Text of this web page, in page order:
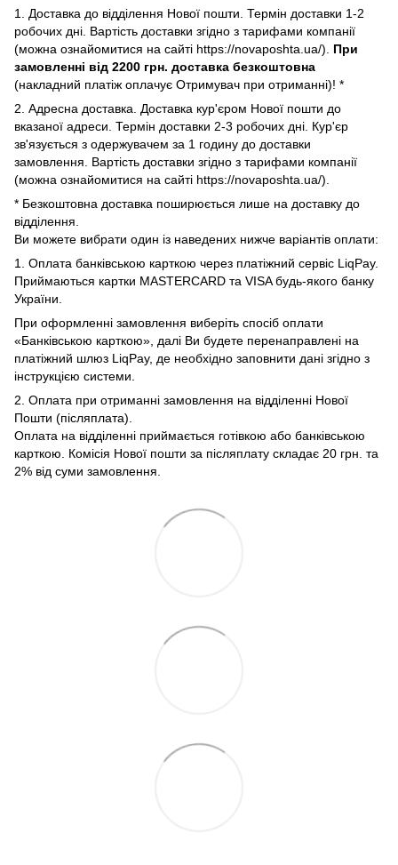
1. Доставка до відділення Нової пошти. Термін доставки 1-2
робочих дні. Вартість доставки згідно з тарифами компанії
(можна ознайомитися на сайті https://novaposhta.ua/). При
замовленні від 2200 грн. доставка безкоштовна
(накладний платіж оплачує Отримувач при отриманні)! *
2. Адресна доставка. Доставка кур'єром Нової пошти до
вказаної адреси. Термін доставки 2-3 робочих дні. Кур'єр
зв'язується з одержувачем за 1 годину до доставки
замовлення. Вартість доставки згідно з тарифами компанії
(можна ознайомитися на сайті https://novaposhta.ua/).
* Безкоштовна доставка поширюється лише на доставку до
відділення.
Ви можете вибрати один із наведених нижче варіантів оплати:
1. Оплата банківською карткою через платіжний сервіс LiqPay.
Приймаються картки MASTERCARD та VISA будь-якого банку
України.
При оформленні замовлення виберіть спосіб оплати
«Банківською карткою», далі Ви будете перенаправлені на
платіжний шлюз LiqPay, де необхідно заповнити дані згідно з
інструкцією системи.
2. Оплата при отриманні замовлення на відділенні Нової
Пошти (післяплата).
Оплата на відділенні приймається готівкою або банківською
карткою. Комісія Нової пошти за післяплату складає 20 грн. та
2% від суми замовлення.